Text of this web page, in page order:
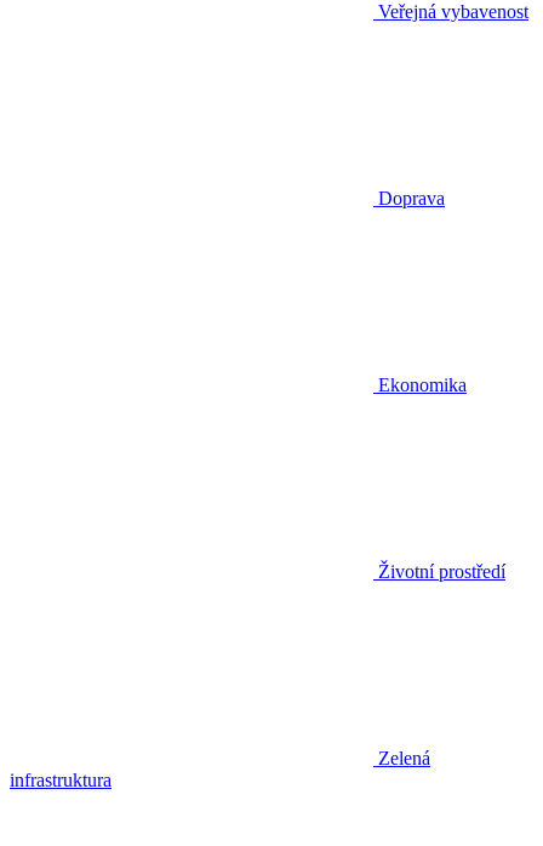
Veřejná vybavenost
Doprava
Ekonomika
Životní prostředí
Zelená
infrastruktura